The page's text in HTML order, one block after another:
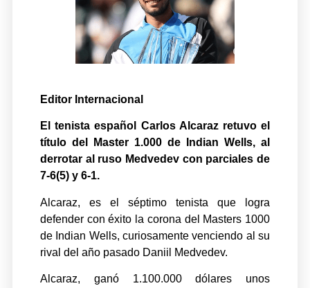
Editor Internacional
El tenista español Carlos Alcaraz retuvo el
título del Master 1.000 de Indian Wells, al
derrotar al ruso Medvedev con parciales de
7-6(5) y 6-1.
Alcaraz, es el séptimo tenista que logra
defender con éxito la corona del Masters 1000
de Indian Wells, curiosamente venciendo al su
rival del año pasado Daniil Medvedev.
Alcaraz, ganó 1.100.000 dólares unos